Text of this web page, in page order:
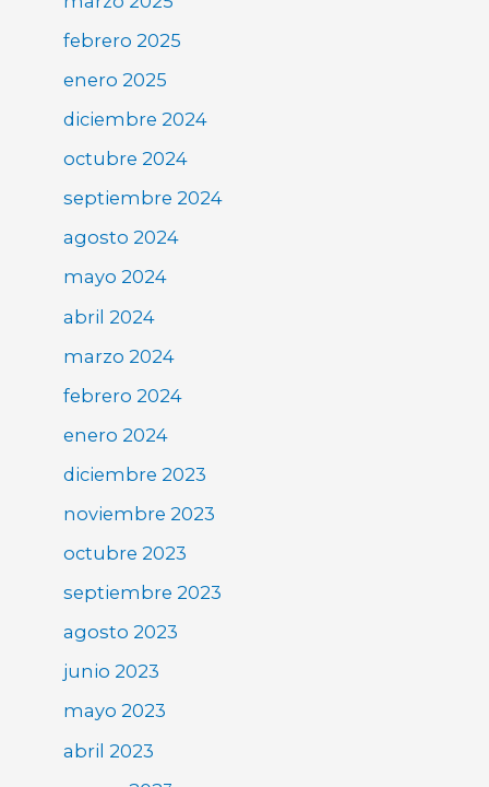
febrero 2025
enero 2025
diciembre 2024
octubre 2024
septiembre 2024
agosto 2024
mayo 2024
abril 2024
marzo 2024
febrero 2024
enero 2024
diciembre 2023
noviembre 2023
octubre 2023
septiembre 2023
agosto 2023
junio 2023
mayo 2023
abril 2023